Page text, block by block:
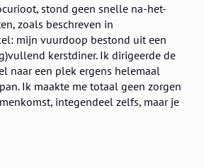
stond geen snelle na-het-
zoals beschreven in
mijn vuurdoop bestond uit een
kerstdiner. Ik dirigeerde de
naar een plek ergens helemaal
Ik maakte me totaal geen zorgen
integendeel zelfs, maar je